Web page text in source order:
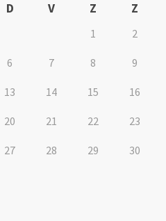
D V Z Z
1 2
6 7 8 9
13 14 15 16
20 21 22 23
27 28 29 30